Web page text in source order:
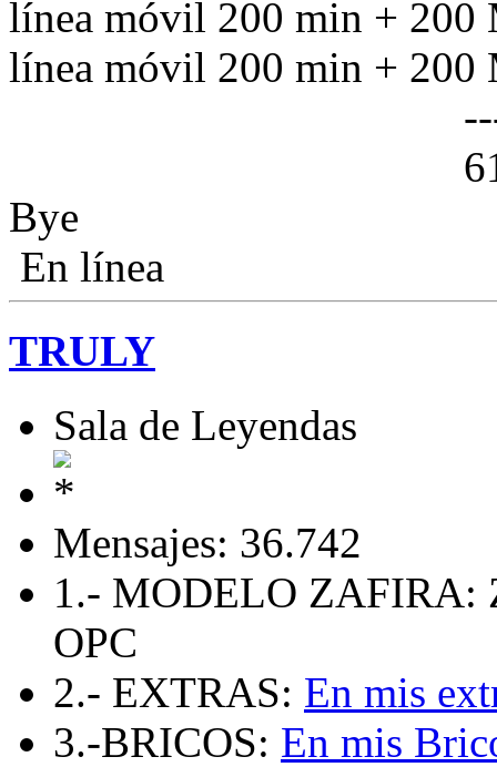
línea móvil 200 min +
línea móvil 200 min +
61€/mes
Bye
En línea
TRULY
Sala de Leyendas
Mensajes: 36.742
1.- MODELO ZAFIRA:
OPC
2.- EXTRAS: En mis
3.-BRICOS: En mis